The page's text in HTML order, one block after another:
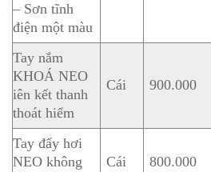
– Sơn tĩnh
điện một màu
Tay nắm
KHOÁ NEO
iên kết thanh
thoát hiểm
Cái 900.000
Tay đẩy hơi
NEO không
Cái 800.000